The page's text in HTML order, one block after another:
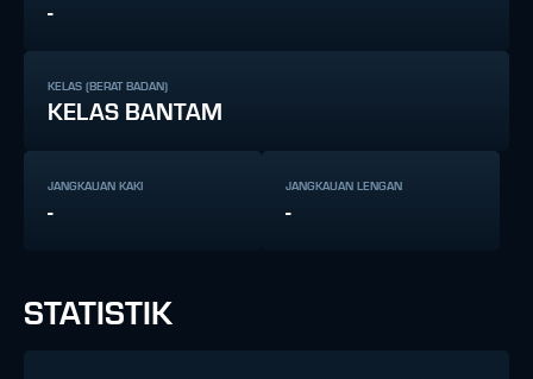
-
KELAS (BERAT BADAN)
KELAS BANTAM
JANGKAUAN KAKI
-
JANGKAUAN LENGAN
-
STATISTIK